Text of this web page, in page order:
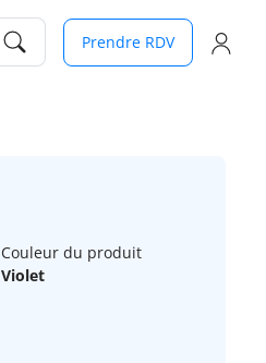
Prendre RDV
Couleur du produit
Violet